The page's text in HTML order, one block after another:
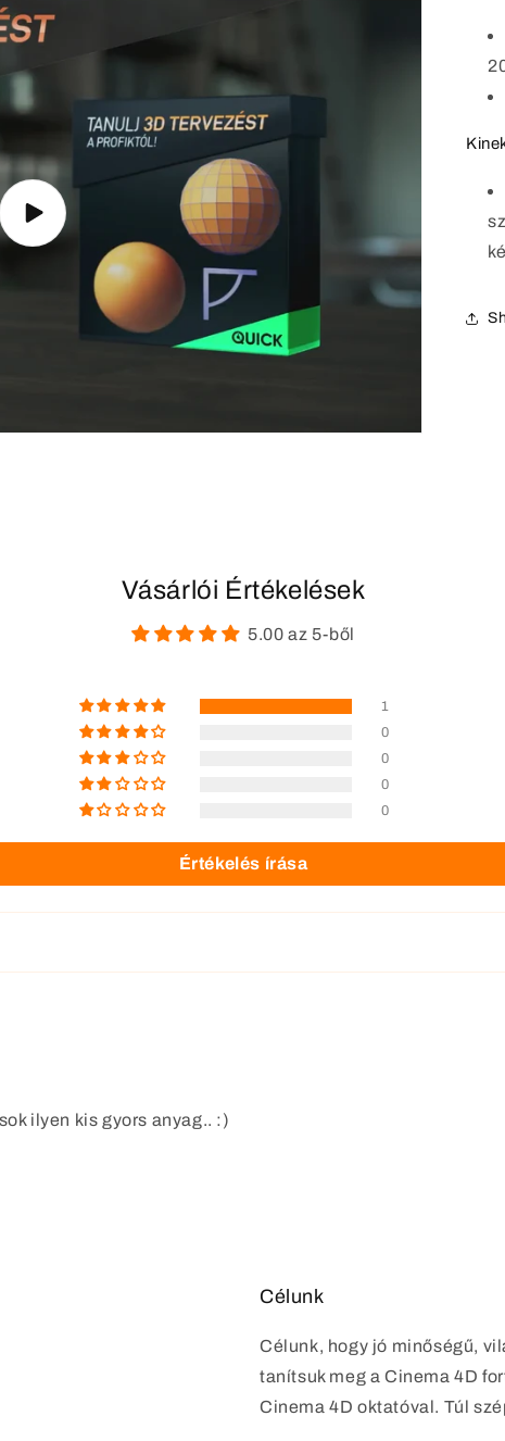
Videó
lejátszása
Vásárlói Értékelések
5.00 az 5-ből
1
0
0
0
0
Értékelés írása
ilyen kis gyors anyag.. :)
Célunk
Célunk, hogy jó minőségű,
tanítsuk meg a Cinema 4D
Cinema 4D oktatóval. Túl